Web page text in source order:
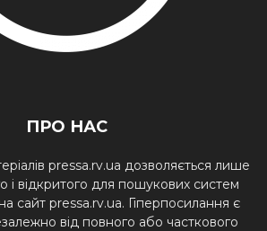
ПРО НАС
pressa.rv.ua дозволяється лише
і відкритого для пошукових систем
сайт pressa.rv.ua. Гіперпосилання є
від повного або часткового